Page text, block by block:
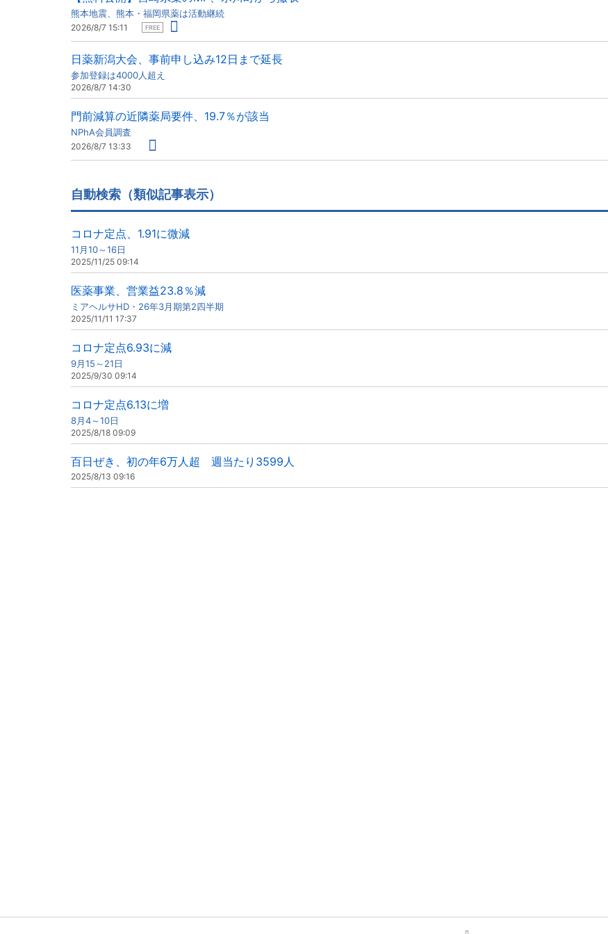
熊本地震、熊本・福岡県薬は活動継続
2026/8/7 15:11 FREE
日薬新潟大会、事前申し込み12日まで延長
参加登録は4000人超え
2026/8/7 14:30
門前減算の近隣薬局要件、19.7％が該当
NPhA会員調査
2026/8/7 13:33
自動検索（類似記事表示）
コロナ定点、1.91に微減
11月10～16日
2025/11/25 09:14
医薬事業、営業益23.8％減
ミアヘルサHD・26年3月期第2四半期
2025/11/11 17:37
コロナ定点6.93に減
9月15～21日
2025/9/30 09:14
コロナ定点6.13に増
8月4～10日
2025/8/18 09:09
百日ぜき、初の年6万人超 週当たり3599人
2025/8/13 09:16